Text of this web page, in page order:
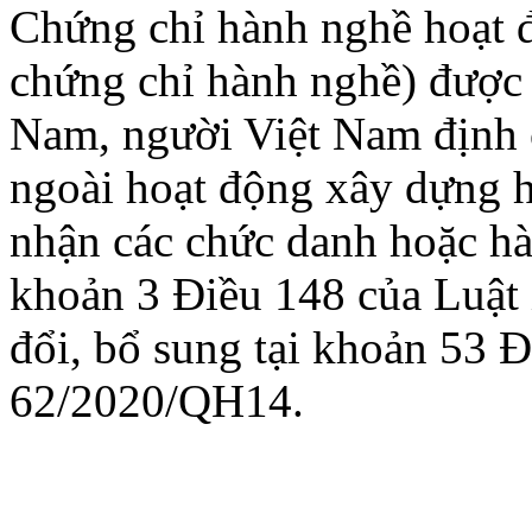
Chứng chỉ hành nghề hoạt
chứng chỉ hành nghề)
Nam, người Việt Nam
ngoài hoạt động xây dựng
nhận các chức danh hoặc
khoản 3 Điều 148 của
đổi, bổ sung tại khoản 53
62/2020/QH14.